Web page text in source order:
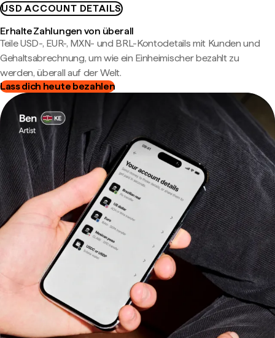
USD ACCOUNT DETAILS
Erhalte Zahlungen von überall
Teile USD-, EUR-, MXN- und BRL-Kontodetails mit Kunden und
Gehaltsabrechnung, um wie ein Einheimischer bezahlt zu
werden, überall auf der Welt.
Lass dich heute bezahlen